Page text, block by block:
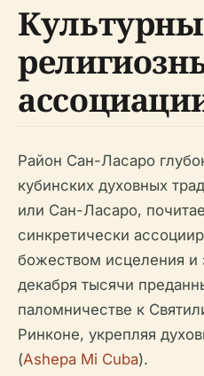
Район Сан-Ласаро
кубинских духовных
или Сан-Ласаро,
синкретически
божеством исцеления и
декабря тысячи
паломничестве к
Ринконе, укрепляя
(Ashepa Mi Cuba).